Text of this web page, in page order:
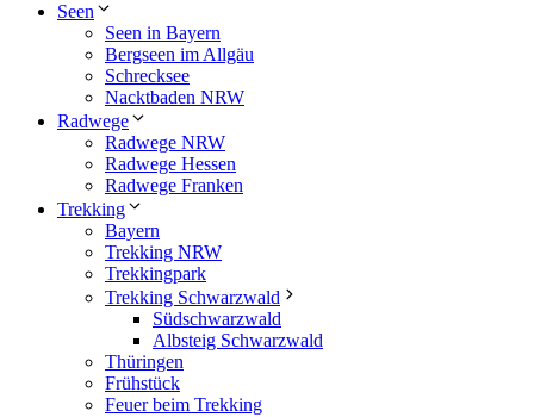
Seen
Seen in Bayern
Bergseen im Allgäu
Schrecksee
Nacktbaden NRW
Radwege
Radwege NRW
Radwege Hessen
Radwege Franken
Trekking
Bayern
Trekking NRW
Trekkingpark
Trekking Schwarzwald
Südschwarzwald
Albsteig Schwarzwald
Thüringen
Frühstück
Feuer beim Trekking